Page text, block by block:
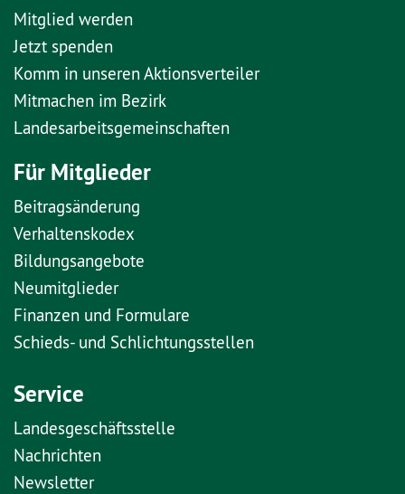
Mitglied werden
Jetzt spenden
Komm in unseren Aktionsverteiler
Mitmachen im Bezirk
Landesarbeitsgemeinschaften
Für Mitglieder
Beitragsänderung
Verhaltenskodex
Bildungsangebote
Neumitglieder
Finanzen und Formulare
Schieds- und Schlichtungsstellen
Service
Landesgeschäftsstelle
Nachrichten
Newsletter